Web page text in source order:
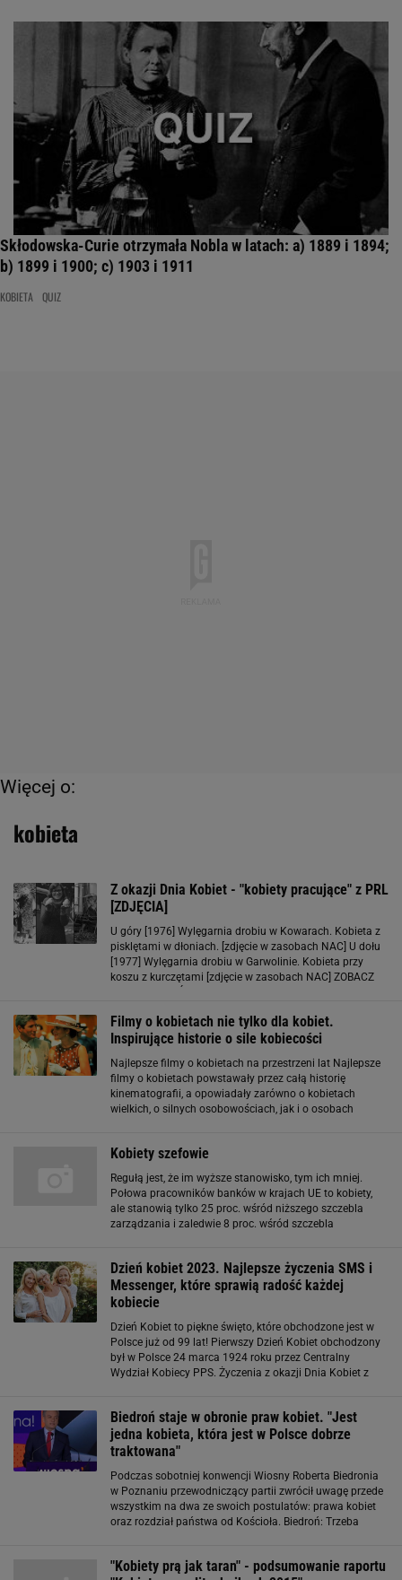
Skłodowska-Curie otrzymała Nobla w latach: a) 1889 i 1894;
b) 1899 i 1900; c) 1903 i 1911
KOBIETA QUIZ
Więcej o:
kobieta
Z okazji Dnia Kobiet - "kobiety pracujące" z PRL
[ZDJĘCIA]
U góry [1976] Wylęgarnia drobiu w Kowarach. Kobieta z
pisklętami w dłoniach. [zdjęcie w zasobach NAC] U dołu
[1977] Wylęgarnia drobiu w Garwolinie. Kobieta przy
koszu z kurczętami [zdjęcie w zasobach NAC] ZOBACZ
Filmy o kobietach nie tylko dla kobiet.
Inspirujące historie o sile kobiecości
Najlepsze filmy o kobietach na przestrzeni lat Najlepsze
filmy o kobietach powstawały przez całą historię
kinematografii, a opowiadały zarówno o kobietach
wielkich, o silnych osobowościach, jak i o osobach
Kobiety szefowie
Regułą jest, że im wyższe stanowisko, tym ich mniej.
Połowa pracowników banków w krajach UE to kobiety,
ale stanowią tylko 25 proc. wśród niższego szczebla
zarządzania i zaledwie 8 proc. wśród szczebla
Dzień kobiet 2023. Najlepsze życzenia SMS i
Messenger, które sprawią radość każdej
kobiecie
Dzień Kobiet to piękne święto, które obchodzone jest w
Polsce już od 99 lat! Pierwszy Dzień Kobiet obchodzony
był w Polsce 24 marca 1924 roku przez Centralny
Wydział Kobiecy PPS. Życzenia z okazji Dnia Kobiet z
Biedroń staje w obronie praw kobiet. "Jest
jedna kobieta, która jest w Polsce dobrze
traktowana"
Podczas sobotniej konwencji Wiosny Roberta Biedronia
w Poznaniu przewodniczący partii zwrócił uwagę przede
wszystkim na dwa ze swoich postulatów: prawa kobiet
oraz rozdział państwa od Kościoła. Biedroń: Trzeba
"Kobiety prą jak taran" - podsumowanie raportu